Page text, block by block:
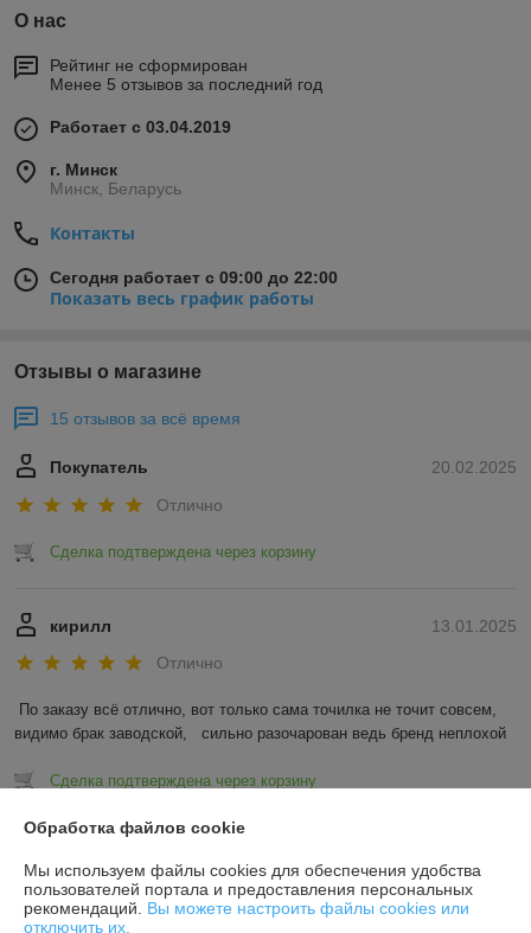
О нас
Рейтинг не сформирован
Менее 5 отзывов за последний год
Работает с 03.04.2019
г. Минск
Минск, Беларусь
Контакты
Сегодня работает с 09:00 до 22:00
Показать весь график работы
Отзывы о магазине
15 отзывов за всё время
20.02.2025
Покупатель
Отлично
Сделка подтверждена через корзину
13.01.2025
кирилл
Отлично
По заказу всё отлично, вот только сама точилка не точит совсем,
видимо брак заводской,   сильно разочарован ведь бренд неплохой
Сделка подтверждена через корзину
Показать все отзывы
О нас
Обработка файлов cookie
Мы используем файлы cookies для обеспечения удобства
пользователей портала и предоставления персональных
рекомендаций. Вы можете настроить файлы cookies или
отключить их.